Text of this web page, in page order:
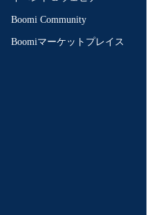
Boomi Community
Boomiマーケットプレイス